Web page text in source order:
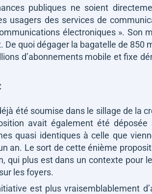
publiques ne soient
usagers des services de
électroniques ». Son
quoi dégager la bagatelle de 850
d’abonnements mobile et fixe
été soumise dans le sillage de la
avait également été déposée
quasi identiques à celle que
an. Le sort de cette énième
qui plus est dans un contexte pour
les foyers.
est plus vraisemblablement